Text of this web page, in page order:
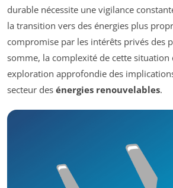
durable nécessite une vigilance
la transition vers des énergies plus
compromise par les intérêts privés des
somme, la complexité de cette situation
exploration approfondie des
secteur des énergies renouvelables.